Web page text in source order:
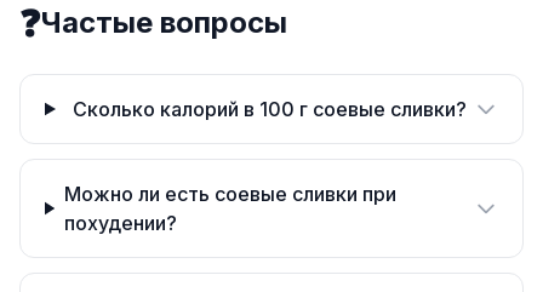
❓Частые вопросы
Сколько калорий в 100 г соевые сливки?
Можно ли есть соевые сливки при
похудении?